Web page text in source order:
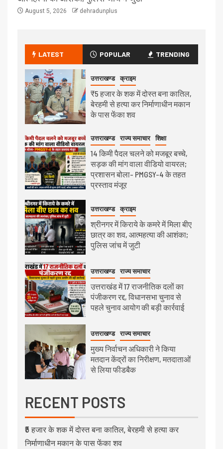
August 5, 2026 dehradunplus
LATEST POPULAR TRENDING
उत्तराखण्ड क्राइम
₹5 हजार के शक में दोस्त बना कातिल,
बेरहमी से हत्या कर निर्माणाधीन मकान
के पास फेंका शव
उत्तराखण्ड राज्य समाचार शिक्षा
14 किमी पैदल चलने को मजबूर बच्चे,
सड़क की मांग वाला वीडियो वायरल;
प्रशासन बोला- PMGSY-4 के तहत
प्रस्ताव मंजूर
उत्तराखण्ड क्राइम
श्रीनगर में किराये के कमरे में मिला बीए
छात्र का शव, आत्महत्या की आशंका;
पुलिस जांच में जुटी
उत्तराखण्ड राज्य समाचार
उत्तराखंड में 17 राजनीतिक दलों का
पंजीकरण रद्द, विधानसभा चुनाव से
पहले चुनाव आयोग की बड़ी कार्रवाई
उत्तराखण्ड राज्य समाचार
मुख्य निर्वाचन अधिकारी ने किया
मतदान केंद्रों का निरीक्षण, मतदाताओं
से लिया फीडबैक
RECENT POSTS
₹5 हजार के शक में दोस्त बना कातिल, बेरहमी से हत्या कर
निर्माणाधीन मकान के पास फेंका शव